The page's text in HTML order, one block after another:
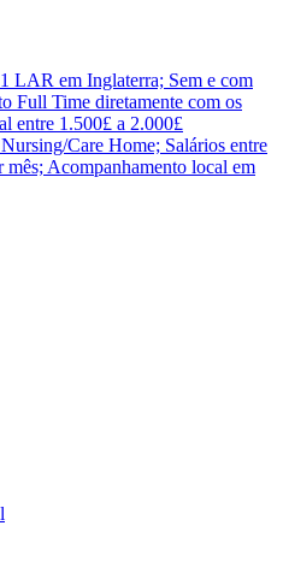
LAR em Inglaterra; Sem e com
Full Time diretamente com os
entre 1.500£ a 2.000£
Care Home; Salários entre
mês; Acompanhamento local em